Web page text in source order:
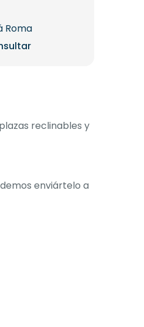
Roma
reclinables y
enviártelo a